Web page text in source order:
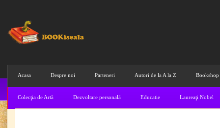
Acasa Despre noi Parteneri Autori de la A la Z Bookshop
Colecţia de Artă Dezvoltare personală Educatie Laureaţi Nobel